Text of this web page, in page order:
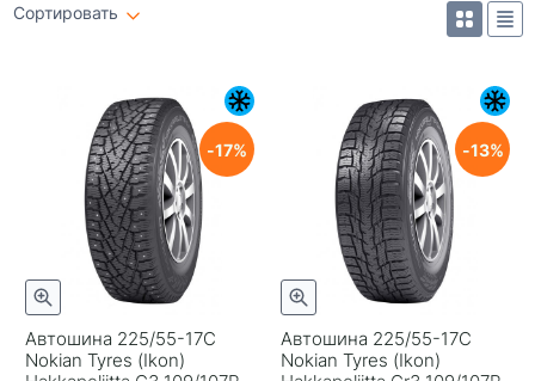
Сортировать
Автошина 225/55-17C
Nokian Tyres (Ikon)
17
Автошина 225/55-17С
Nokian Tyres (Ikon)
13